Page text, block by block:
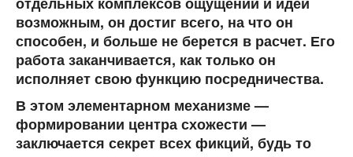
возможным, он достиг всего, на что он
способен, и больше не берется в расчет. Его
работа заканчивается, как только он
исполняет свою функцию посредничества.
В этом элементарном механизме —
формировании центра схожести —
заключается секрет всех фикций, будь то